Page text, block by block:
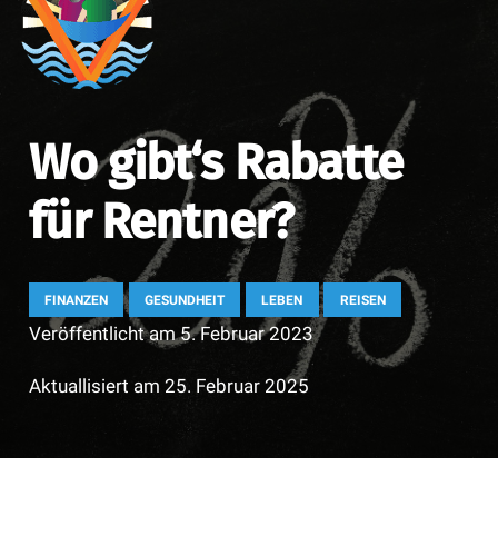
Wo gibt‘s Rabatte
für Rentner?
FINANZEN GESUNDHEIT LEBEN REISEN
Veröffentlicht am5. Februar 2023
Aktuallisiert am 25. Februar 2025